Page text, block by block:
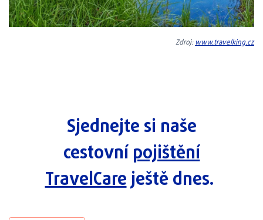
Zdroj:www.travelking.cz
Sjednejte si naše
cestovnípojištění
TravelCareještě dnes.